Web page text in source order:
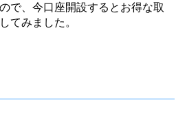
で、今口座開設するとお得な取
てみました。